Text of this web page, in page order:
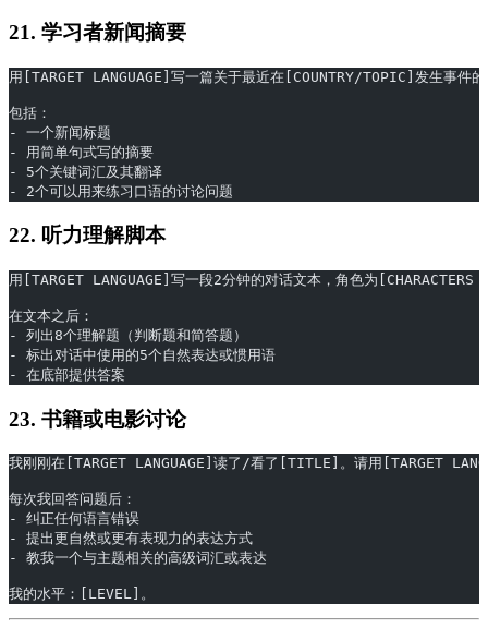
21. 学习者新闻摘要
用[TARGET LANGUAGE]写一篇关于最近在[COUNTRY/TOPIC]发生事件
包括：
- 一个新闻标题
- 用简单句式写的摘要
- 5个关键词汇及其翻译
- 2个可以用来练习口语的讨论问题
22. 听力理解脚本
用[TARGET LANGUAGE]写一段2分钟的对话文本，角色为
在文本之后：
- 列出8个理解题（判断题和简答题）
- 标出对话中使用的5个自然表达或惯用语
- 在底部提供答案
23. 书籍或电影讨论
我刚刚在[TARGET LANGUAGE]读了/看了[TITLE]。请用[TARGET
每次我回答问题后：
- 纠正任何语言错误
- 提出更自然或更有表现力的表达方式
- 教我一个与主题相关的高级词汇或表达
我的水平：[LEVEL]。